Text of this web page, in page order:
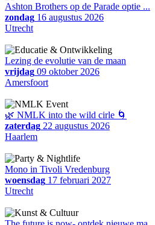
Ashton Brothers op de Parade optie ...
zondag 16 augustus 2026
Utrecht
Lezing de evolutie van de maan
vrijdag 09 oktober 2026
Amersfoort
🌿 NMLK into the wild cirle 🌀
zaterdag 22 augustus 2026
Haarlem
Mono in Tivoli Vredenburg
woensdag 17 februari 2027
Utrecht